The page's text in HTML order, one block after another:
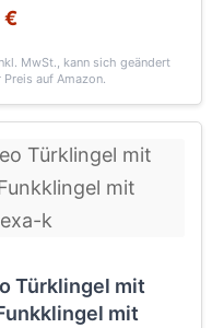
€
MwSt., kann sich geändert
auf Amazon.
Türklingel mit
mit